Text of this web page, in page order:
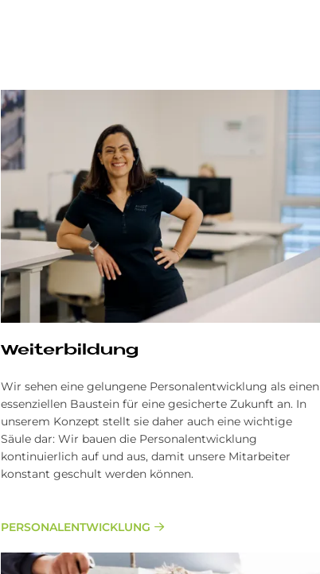
Wei­ter­bil­dung
Wir sehen eine gelungene Personalentwicklung als einen
essenziellen Baustein für eine gesicherte Zukunft an. In
unserem Konzept stellt sie daher auch eine wichtige
Säule dar: Wir bauen die Personalentwicklung
kontinuierlich auf und aus, damit unsere Mitarbeiter
konstant geschult werden können.
PERSONALENTWICKLUNG